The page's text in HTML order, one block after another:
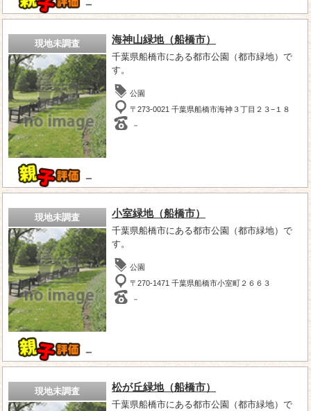
－
現地未調査
－
海神山緑地（船橋市）
千葉県船橋市にある都市公園（都市緑地）で
す。
公園
〒273-0021 千葉県船橋市海神３丁目２３−１８
－
現地未調査
－
小室緑地（船橋市）
千葉県船橋市にある都市公園（都市緑地）で
す。
公園
〒270-1471 千葉県船橋市小室町２６６３
－
現地未調査 松が丘緑地（船橋市）
千葉県船橋市にある都市公園（都市緑地）で